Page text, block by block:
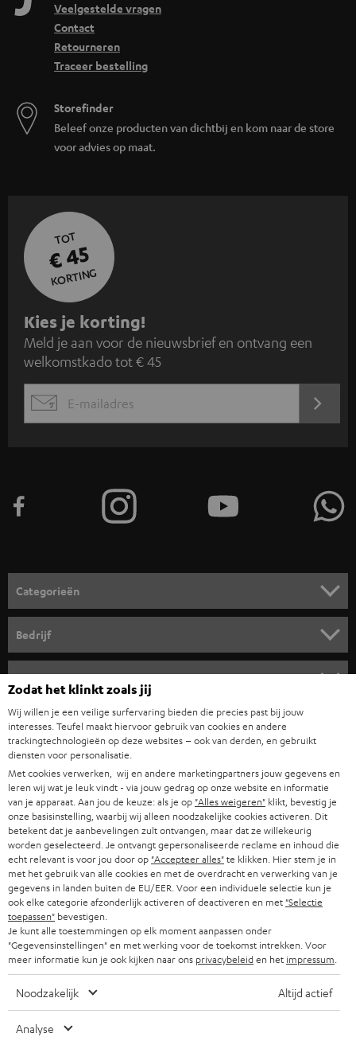
Veelgestelde vragen
Contact
Retourneren
Traceer bestelling
Storefinder
Beleef onze producten van dichtbij en kom naar de store
voor advies op maat.
TOT
€ 45
KORTING
A
a
n
m
e
n
o
r
n
i
e
u
w
s
b
r
i
e
f
Kies je korting!
Meld je aan voor de nieuwsbrief en ontvang een
welkomstkado tot € 45
EMAIL
Categorieën
COMPLETE SYSTEMEN
SOUNDBARS
HIFI-SPEAKERS
BLUETOOTH
KOPTELEFOONS
BLUETOOTH KOPTELEFOONS
COMPLETE SETS
SPEAKERS
ULTIMA
IN-EAR
Bedrijf
PERS & MARKETING
B2B
PARTNERPROGRAMMA
BLOG
NEWSLETTER
STORES
TEUFEL VOORDELEN
Teufel online shops
DUITSLAND
OOSTENRIJK
ZWITSERLAND
NEDERLAND
BELGIË
FRANKRIJK
POLEN
Zodat het klinkt zoals jij
Wij willen je een veilige surfervaring bieden die precies past bij jouw
interesses. Teufel maakt hiervoor gebruik van cookies en andere
trackingtechnologieën op deze websites – ook van derden, en gebruikt
diensten voor personalisatie.
Met cookies verwerken, wij en andere marketingpartners jouw gegevens en
leren wij wat je leuk vindt - via jouw gedrag op onze website en informatie
van je apparaat. Aan jou de keuze: als je op "Alles weigeren" klikt, bevestig je
onze basisinstelling, waarbij wij alleen noodzakelijke cookies activeren. Dit
betekent dat je aanbevelingen zult ontvangen, maar dat ze willekeurig
worden geselecteerd. Je ontvangt gepersonaliseerde reclame en inhoud die
echt relevant is voor jou door op "Accepteer alles"te klikken. Hier stem je in
met het gebruik van alle cookies en met de overdracht en verwerking van je
gegevens in landen buiten de EU/EER. Voor een individuele selectie kun je
ook elke categorie afzonderlijk activeren of deactiveren en met "Selectie
toepassen" bevestigen.
Je kunt alle toestemmingen op elk moment aanpassen onder
"Gegevensinstellingen" en met werking voor de toekomst intrekken. Voor
meer informatie kun je ook kijken naar ons privacybeleiden het impressum
Noodzakelijk Altijd actief
Analyse